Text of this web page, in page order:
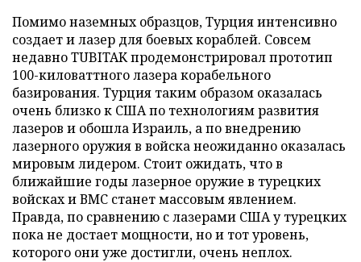
Помимо наземных образцов, Турция интенсивно
создает и лазер для боевых кораблей. Совсем
недавно TUBITAK продемонстрировал прототип
100-киловаттного лазера корабельного
базирования. Турция таким образом оказалась
очень близко к США по технологиям развития
лазеров и обошла Израиль, а по внедрению
лазерного оружия в войска неожиданно оказалась
мировым лидером. Стоит ожидать, что в
ближайшие годы лазерное оружие в турецких
войсках и ВМС станет массовым явлением.
Правда, по сравнению с лазерами США у турецких
пока не достает мощности, но и тот уровень,
которого они уже достигли, очень неплох.